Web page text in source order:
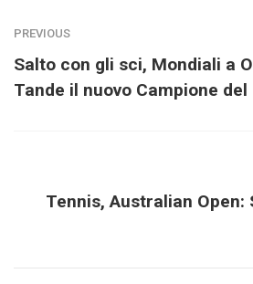
PREVIOUS
Salto con gli sci, Mondiali a
Tande il nuovo Campione del
Tennis, Australian Open: